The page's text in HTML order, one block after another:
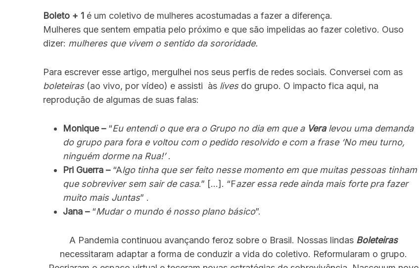
Boleto + 1 é um coletivo de mulheres acostumadas a fazer a diferença.
Mulheres que sentem empatia pelo próximo e que são impelidas ao fazer coletivo. Ouso
dizer: mulheres que vivem o sentido da sororidade.
Para escrever esse artigo, mergulhei nos seus perfis de redes sociais. Conversei com as
boleteiras(ao vivo, por vídeo) e assisti às livesdo grupo. O impacto fica aqui, na
reprodução de algumas de suas falas:
Monique – “Eu entendi o que era o Grupo no dia em que a Veralevou uma demanda
do grupo para fora e voltou com o pedido resolvido e com a frase ‘No meu turno,
ninguém dorme na Rua!’.
Pri Guerra –“Algo tinha que ser feito nesse momento em que muitas pessoas tinham
que sobreviver sem sair de casa.” […]. “Fazer essa rede ainda mais forte pra fazer
muito mais Juntas” .
Jana –“Mudar o mundo é nosso plano básico”.
A Pandemia continuou avançando feroz sobre o Brasil. Nossas lindas Boleteiras
necessitaram adaptar a forma de conduzir a vida do coletivo. Reformularam o grupo.